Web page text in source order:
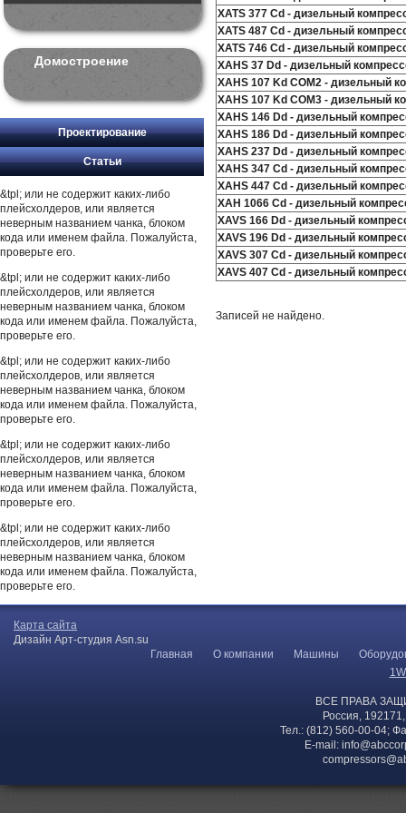
Домостроение
Проектирование
Статьи
&tpl; или не содержит каких-либо
плейсхолдеров, или является
неверным названием чанка, блоком
кода или именем файла. Пожалуйста,
проверьте его.
&tpl; или не содержит каких-либо
плейсхолдеров, или является
неверным названием чанка, блоком
кода или именем файла. Пожалуйста,
проверьте его.
&tpl; или не содержит каких-либо
плейсхолдеров, или является
неверным названием чанка, блоком
кода или именем файла. Пожалуйста,
проверьте его.
&tpl; или не содержит каких-либо
плейсхолдеров, или является
неверным названием чанка, блоком
кода или именем файла. Пожалуйста,
проверьте его.
&tpl; или не содержит каких-либо
плейсхолдеров, или является
неверным названием чанка, блоком
кода или именем файла. Пожалуйста,
проверьте его.
XATS 377 Cd - дизельный
XATS 487 Cd - дизельный
XATS 746 Cd - дизельный
XAHS 37 Dd - дизельный
XAHS 107 Kd COM2 - дизельный
XAHS 107 Kd COM3 - дизельный
XAHS 146 Dd - дизельный
XAHS 186 Dd - дизельный
XAHS 237 Dd - дизельный
XAHS 347 Cd - дизельный
XAHS 447 Cd - дизельный
XAH 1066 Cd - дизельный
XAVS 166 Dd - дизельный
XAVS 196 Dd - дизельный
XAVS 307 Cd - дизельный
XAVS 407 Cd - дизельный
Записей не найдено.
Карта сайта
Дизайн Арт-студия Asn.su
Главная
О компании Машины
ВСЕ ПРАВА
Россия,
Тел.: (812) 560-00-04;
E-mail: